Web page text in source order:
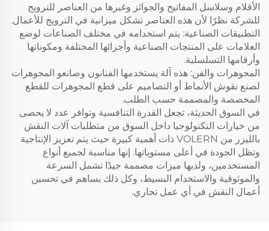
الأقلام وسلاسل المفاتيح والجوائز وغيرها من العناصر للترويج
للشركة نظرًا لأن هذه العناصر تشكل ميزانية في الترويج للأعمال.
التطبيقات الصناعية: يتم استخدامه في مختلف الصناعات لوضع
العلامات على المنتجات الصناعية وأجزائها المختلفة ومكوناتها
وأرقامها التسلسلية.
المجوهرات والفن: هذه آلة يستخدمها الفنانون وصانعو المجوهرات
لصنع نقوش الأنماط أو التصاميم على قطع المجوهرات للقطع
المخصصة والمصممة حسب الطلب.
في السوق الحديثة، تجعل القدرة التنافسية وتوافر عدد لا يحصى
من خيارات التكنولوجيا داخل السوق من متطلبات آلات النقش
بالليزر من VOLERN ذات أهمية كبيرة حيث يتم تعزيز الإنتاجية
وتظل الجودة في أعلى مستوياتها. إنها مناسبة لجميع أنواع
المستخدمين، ولديها ميزات مصممة جيدًا تشمل السرعة
والموثوقية والاستخدام البسيط، وكل ذلك يساهم في تحسين
أعمال النقش في أي عمل تجاري.